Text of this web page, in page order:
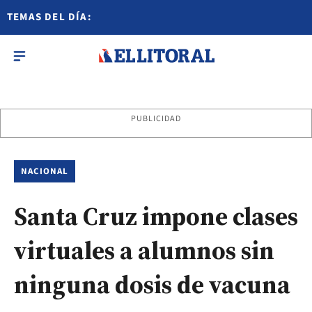
TEMAS DEL DÍA:
PUBLICIDAD
NACIONAL
Santa Cruz impone clases
virtuales a alumnos sin
ninguna dosis de vacuna